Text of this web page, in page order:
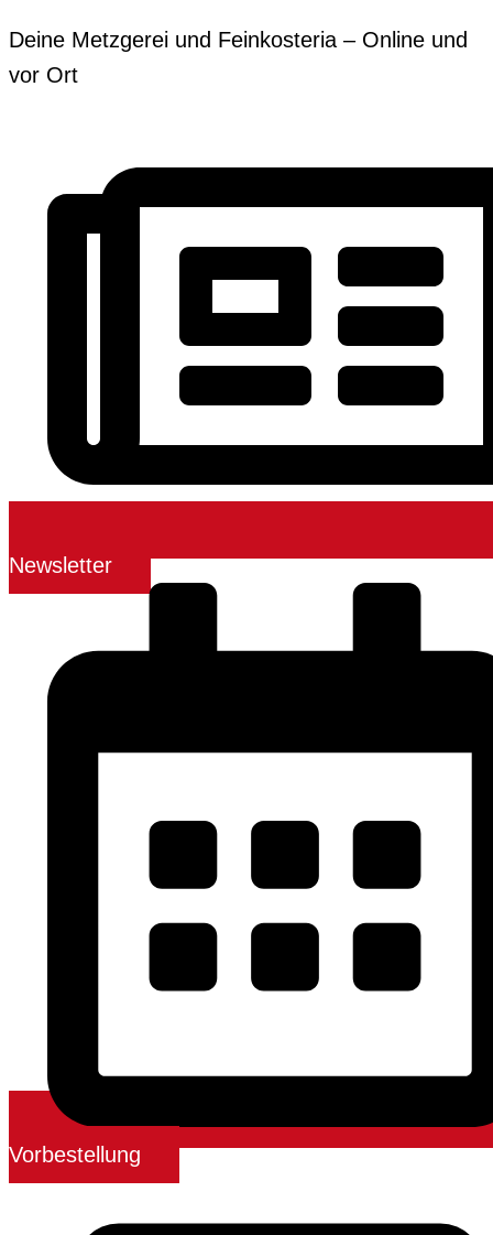
Inhalt
springen
Deine Metzgerei und Feinkosteria – Online und
vor Ort
Newsletter
Vorbestellung